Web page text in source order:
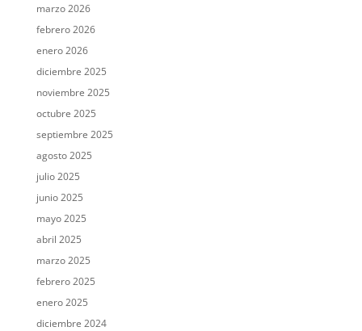
marzo 2026
febrero 2026
enero 2026
diciembre 2025
noviembre 2025
octubre 2025
septiembre 2025
agosto 2025
julio 2025
junio 2025
mayo 2025
abril 2025
marzo 2025
febrero 2025
enero 2025
diciembre 2024